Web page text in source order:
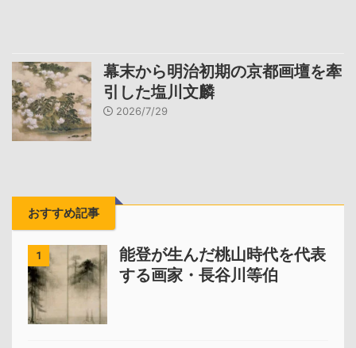
幕末から明治初期の京都画壇を牽
引した塩川文麟
2026/7/29
おすすめ記事
1
能登が生んだ桃山時代を代表
する画家・長谷川等伯